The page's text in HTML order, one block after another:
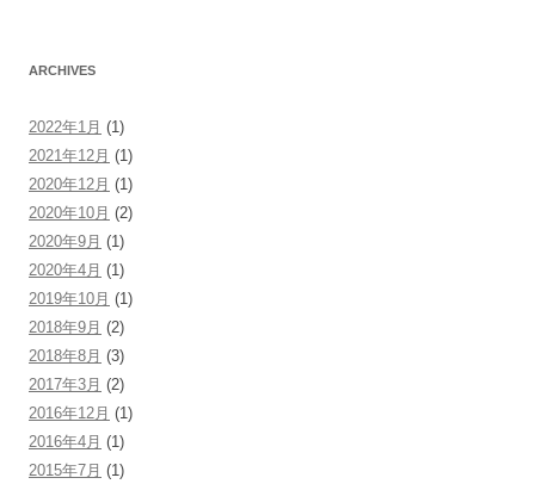
ARCHIVES
2022年1月 (1)
2021年12月 (1)
2020年12月 (1)
2020年10月 (2)
2020年9月 (1)
2020年4月 (1)
2019年10月 (1)
2018年9月 (2)
2018年8月 (3)
2017年3月 (2)
2016年12月 (1)
2016年4月 (1)
2015年7月 (1)